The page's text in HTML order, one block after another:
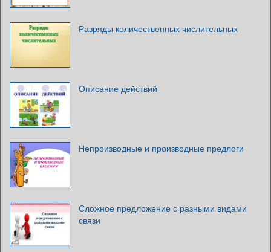
Разряды количественных числительных
Описание действий
Непроизводные и производные предлоги
Сложное предложение с разными видами
связи